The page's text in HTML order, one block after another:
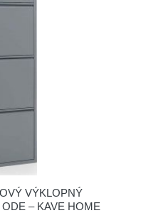
VÝKLOPNÝ
– KAVE HOME